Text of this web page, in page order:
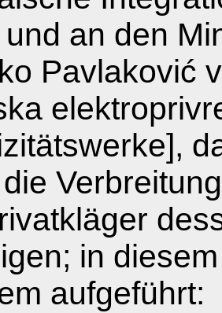
und an den
Pavlaković
in
aufgeführt: